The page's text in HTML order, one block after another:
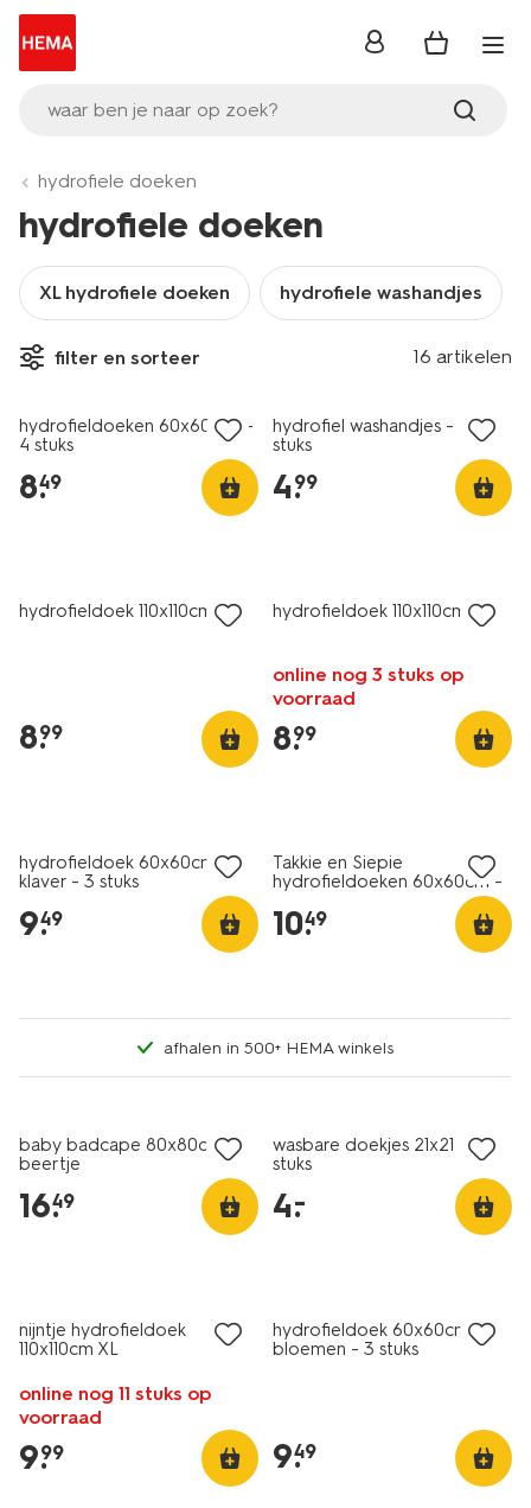
waar ben je naar op zoek?
inloggen
hydrofiele doeken
hydrofiele doeken
XL hydrofiele doeken hydrofiele washandjes
filter en sorteer 16 artikelen
4 stuks
hydrofieldoeken 60x60 wit -
4 stuks
8.
49
hydrofiel washandjes - 4
stuks
4.
99
hydrofieldoek 110x110cm XL
8.
99
hydrofieldoek 110x110cm XL
online nog 3 stuks op
voorraad
8.
99
hydrofieldoek 60x60cm
klaver - 3 stuks
9.
49
Takkie en Siepie
hydrofieldoeken 60x60cm -
10.
49
afhalen in 500+ HEMA winkels
baby badcape 80x80cm
beertje
16.
49
4 stuks
wasbare doekjes 21x21 - 4
stuks
4.
–
nijntje hydrofieldoek
110x110cm XL
online nog 11 stuks op
voorraad
9.
99
hydrofieldoek 60x60cm
bloemen - 3 stuks
9.
49